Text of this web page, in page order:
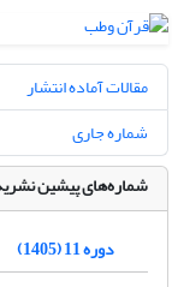
مقالات آماده انتشار
شماره جاری
شماره‌های پیشین
دوره 11 (1405)